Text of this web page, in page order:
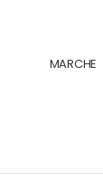
MARCHE